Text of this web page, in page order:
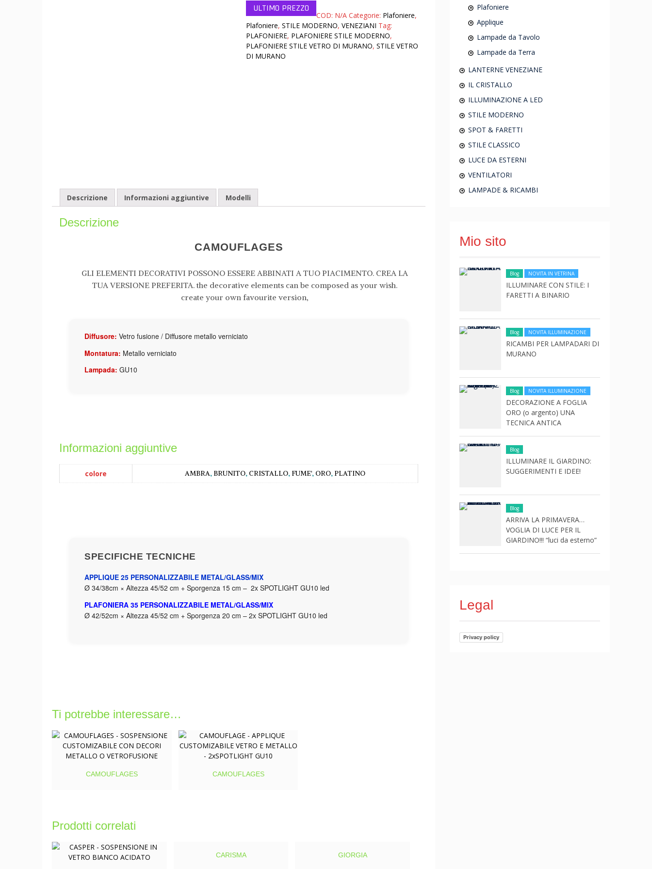
COD: N/A Categorie: Plafoniere,
Plafoniere,STILE MODERNO,VENEZIANI Tag:
PLAFONIERE, PLAFONIERE STILE MODERNO,
PLAFONIERE STILE VETRO DI MURANO,STILE VETRO
DI MURANO
Descrizione Informazioni aggiuntive Modelli
Descrizione
CAMOUFLAGES
GLI ELEMENTI DECORATIVI POSSONO ESSERE ABBINATI A TUO PIACIMENTO. CREA LA
TUA VERSIONE PREFERITA. the decorative elements can be composed as your wish.
create your own favourite version,
Diffusore: Vetro fusione / Diffusore metallo verniciato
Montatura: Metallo verniciato
Lampada: GU10
Informazioni aggiuntive
colore AMBRA, BRUNITO, CRISTALLO, FUME', ORO, PLATINO
SPECIFICHE TECNICHE
APPLIQUE 25 PERSONALIZZABILE METAL/GLASS/MIX
Ø 34/38cm × Altezza 45/52 cm + Sporgenza 15 cm – 2x SPOTLIGHT GU10 led
PLAFONIERA 35 PERSONALIZZABILE METAL/GLASS/MIX
Ø 42/52cm × Altezza 45/52 cm + Sporgenza 20 cm – 2x SPOTLIGHT GU10 led
Ti potrebbe interessare…
CAMOUFLAGES CAMOUFLAGES
Prodotti correlati
CARISMA GIORGIA
Plafoniere
Applique
Lampade da Tavolo
Lampade da Terra
LANTERNE VENEZIANE
IL CRISTALLO
ILLUMINAZIONE A LED
STILE MODERNO
SPOT & FARETTI
STILE CLASSICO
LUCE DA ESTERNI
VENTILATORI
LAMPADE & RICAMBI
Mio sito
Blog NOVITA IN VETRINA
ILLUMINARE CON STILE: I
FARETTI A BINARIO
Blog NOVITA ILLUMINAZIONE
RICAMBI PER LAMPADARI DI
MURANO
Blog NOVITA ILLUMINAZIONE
DECORAZIONE A FOGLIA
ORO (o argento) UNA
TECNICA ANTICA
Blog
ILLUMINARE IL GIARDINO:
SUGGERIMENTI E IDEE!
Blog
ARRIVA LA PRIMAVERA…
VOGLIA DI LUCE PER IL
GIARDINO!!! “luci da esterno”
Legal
Privacy policy